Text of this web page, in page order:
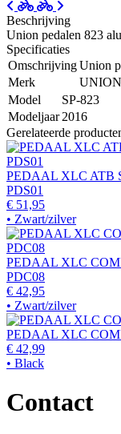
Beschrijving
Union pedalen 823
Specificaties
OmschrijvingUnion
Merk
UNION
Model
SP-823
Modeljaar 2016
Gerelateerde
PEDAAL XLC ATB
PDS01
€ 51,95
• Zwart/zilver
PEDAAL XLC
PDC08
€ 42,95
• Zwart/zilver
PEDAAL XLC
€ 42,99
• Black
Contact